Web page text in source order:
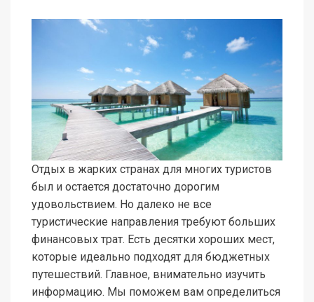
Отдых в жарких странах для многих туристов
был и остается достаточно дорогим
удовольствием. Но далеко не все
туристические направления требуют больших
финансовых трат. Есть десятки хороших мест,
которые идеально подходят для бюджетных
путешествий. Главное, внимательно изучить
информацию. Мы поможем вам определиться